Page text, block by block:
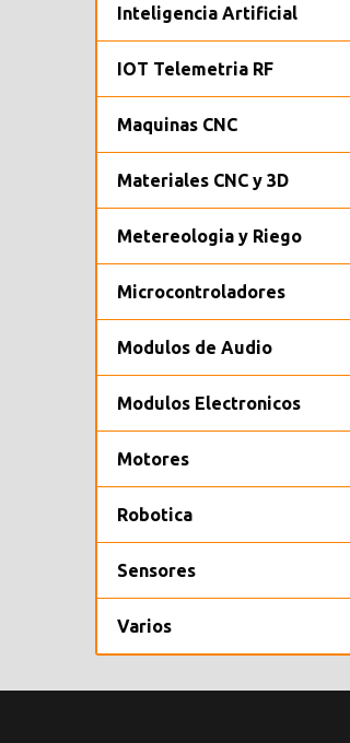
Inteligencia Artificial
IOT Telemetria RF
Maquinas CNC
Materiales CNC y 3D
Metereologia y Riego
Microcontroladores
Modulos de Audio
Modulos Electronicos
Motores
Robotica
Sensores
Varios